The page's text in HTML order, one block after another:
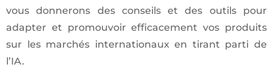
vous donnerons des conseils et des outils pour
adapter et promouvoir efficacement vos produits
sur les marchés internationaux en tirant parti de
l’IA.